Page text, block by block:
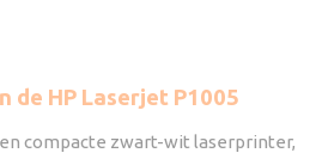
de HP Laserjet P1005
compacte zwart-wit laserprinter,